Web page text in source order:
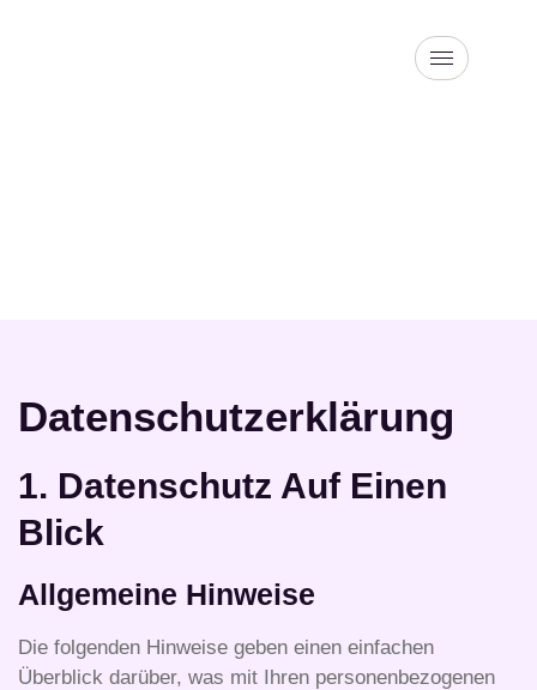
Datenschutz­erklärung
1. Datenschutz Auf Einen
Blick
Allgemeine Hinweise
Die folgenden Hinweise geben einen einfachen
Überblick darüber, was mit Ihren personenbezogenen